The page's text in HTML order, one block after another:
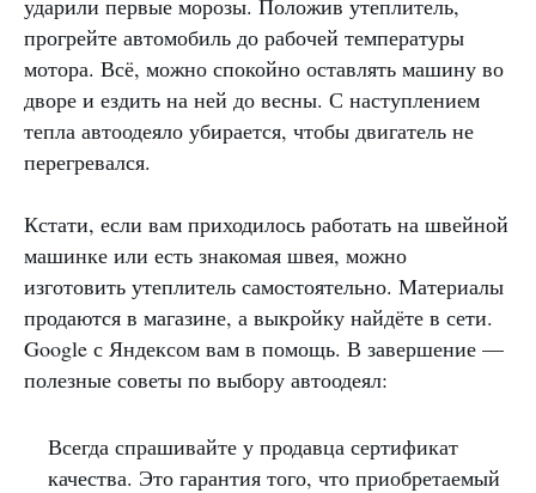
ударили первые морозы. Положив утеплитель,
прогрейте автомобиль до рабочей температуры
мотора. Всё, можно спокойно оставлять машину во
дворе и ездить на ней до весны. С наступлением
тепла автоодеяло убирается, чтобы двигатель не
перегревался.
Кстати, если вам приходилось работать на швейной
машинке или есть знакомая швея, можно
изготовить утеплитель самостоятельно. Материалы
продаются в магазине, а выкройку найдёте в сети.
Google с Яндексом вам в помощь. В завершение —
полезные советы по выбору автоодеял:
Всегда спрашивайте у продавца сертификат
качества. Это гарантия того, что приобретаемый